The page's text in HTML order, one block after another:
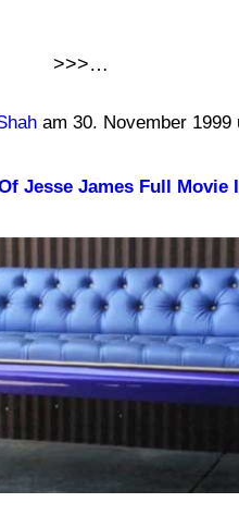
>>>…
am 30. November
Jesse James Full Movie